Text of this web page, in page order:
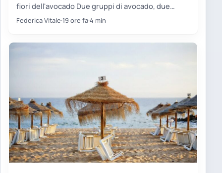
fiori dell'avocado Due gruppi di avocado, due
orologi biologici Il limite…
Federica Vitale·19 ore fa·4 min